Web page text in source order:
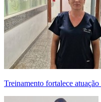
Treinamento fortalece